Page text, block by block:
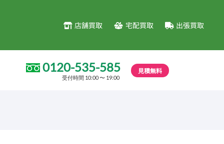
店舗買取 宅配買取 出張買取
0120-535-585
受付時間 10:00 〜 19:00
見積無料